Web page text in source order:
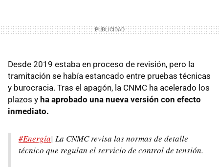
Desde 2019 estaba en proceso de revisión, pero la
tramitación se había estancado entre pruebas técnicas
y burocracia. Tras el apagón, la CNMC ha acelerado los
plazos y ha aprobado una nueva versión con efecto
inmediato.
#Energía| La CNMC revisa las normas de detalle
técnico que regulan el servicio de control de tensión.